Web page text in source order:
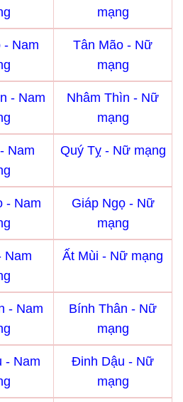
mạng
- Nam
Tân Mão - Nữ
mạng
- Nam
Nhâm Thìn - Nữ
mạng
Nam
Quý Tỵ - Nữ mạng
- Nam
Giáp Ngọ - Nữ
mạng
Nam
Ất Mùi - Nữ mạng
- Nam
Bính Thân - Nữ
mạng
- Nam
Đinh Dậu - Nữ
mạng